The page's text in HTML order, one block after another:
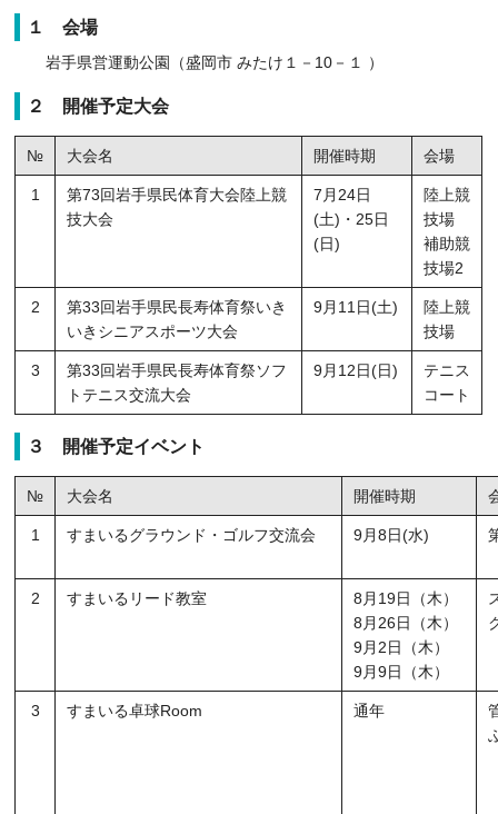
１ 会場
岩手県営運動公園（盛岡市 みたけ１－10－１ ）
２ 開催予定大会
№ 大会名 開催時期 会場
1
第73回岩手県民体育大会陸上競
技大会
7月24日
(土)・25日
(日)
陸上競
技場
補助競
技場2
2
第33回岩手県民長寿体育祭いき
いきシニアスポーツ大会
9月11日(土)
陸上競
技場
3
第33回岩手県民長寿体育祭ソフ
トテニス交流大会
9月12日(日)
テニス
コート
３ 開催予定イベント
№ 大会名 開催時期
1 すまいるグラウンド・ゴルフ交流会 9月8日(水)
2 すまいるリード教室
8月19日（木）
8月26日（木）
9月2日（木）
9月9日（木）
3 すまいる卓球Room 通年